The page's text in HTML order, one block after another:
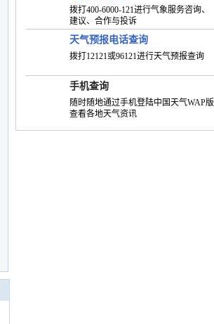
拨打400-6000-121进行气象服务咨询、
建议、合作与投诉
天气预报电话查询
拨打12121或96121进行天气预报查询
手机查询
随时随地通过手机登陆中国天气WAP版
查看各地天气资讯